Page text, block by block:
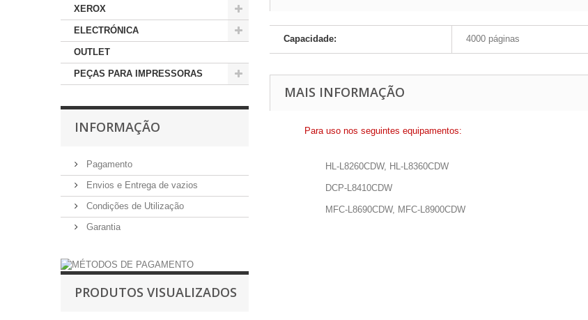
XEROX
ELECTRÓNICA
OUTLET
PEÇAS PARA IMPRESSORAS
INFORMAÇÃO
Pagamento
Envios e Entrega de vazios
Condições de Utilização
Garantia
PRODUTOS VISUALIZADOS
Capacidade: 4000 páginas
MAIS INFORMAÇÃO
Para uso nos seguintes equipamentos:
HL-L8260CDW, HL-L8360CDW
DCP-L8410CDW
MFC-L8690CDW, MFC-L8900CDW